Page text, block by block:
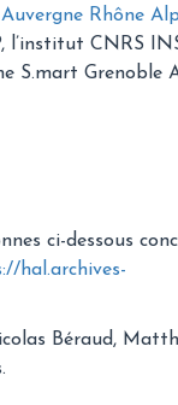
Rhône
l’institut CNRS
S.mart Grenoble
ci-dessous
hal.archives-
Béraud,